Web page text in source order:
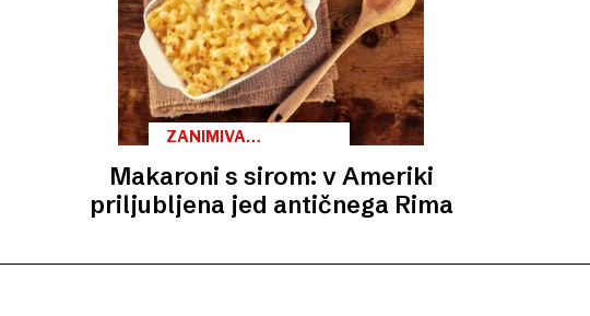
ZANIMIVA
Makaroni s sirom: v Ameriki
priljubljena jed antičnega Rima